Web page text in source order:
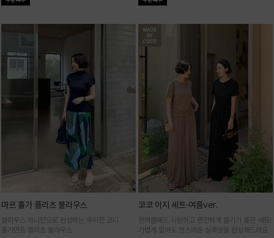
마르 홀가 플리츠 블라우스
블라우스 하나만으로 완성하는 우아한 코디
홀가먼트 플리츠 블라우스
코코 이지 세트-여름ver.
한여름에도 시원하고 편안하게 즐기기 좋은 세트!
가볍게 입어도 멋스러운 실루엣을 완성해드려요